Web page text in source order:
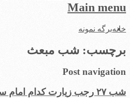
Main menu
Skip
خانهبرگه نمونه
برچسب: شب مبعث
Post navigation
شب ۲۷ رجب زیارت کدام امام سفارش شده است/ اعمال مستحب مبعث